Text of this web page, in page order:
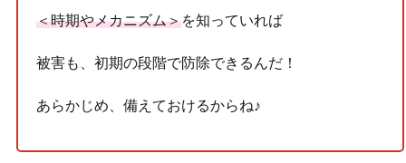
＜時期やメカニズム＞を知っていれば
被害も、初期の段階で防除できるんだ！
あらかじめ、備えておけるからね♪